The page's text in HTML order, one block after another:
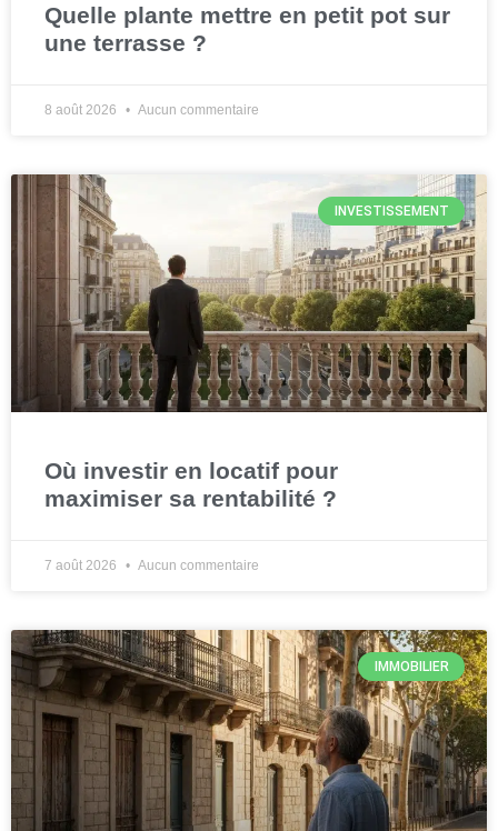
Quelle plante mettre en petit pot sur
une terrasse ?
8 août 2026 Aucun commentaire
INVESTISSEMENT
Où investir en locatif pour
maximiser sa rentabilité ?
7 août 2026 Aucun commentaire
IMMOBILIER